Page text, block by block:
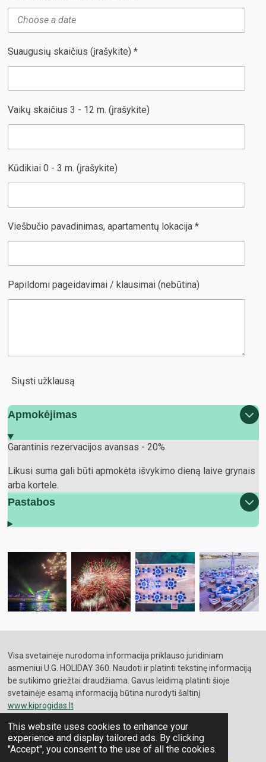
This website uses cookies to enhance your
experience and display tailored ads. By clicking
"Accept", you consent to the use of all the cookies.
Suaugusių skaičius (įrašykite) *
Vaikų skaičius 3 - 12 m. (įrašykite)
Kūdikiai 0 - 3 m. (įrašykite)
Viešbučio pavadinimas, apartamentų lokacija *
Papildomi pageidavimai / klausimai (nebūtina)
Siųsti užklausą
Apmokėjimas
Garantinis rezervacijos avansas - 20%.
Likusi suma gali būti apmokėta išvykimo dieną laive grynais
arba kortele.
Pastabos
Visa svetainėje nurodoma informacija priklauso juridiniam
asmeniui U.G. HOLIDAY 360. Naudoti ir platinti tekstinę informaciją
be sutikimo griežtai draudžiama. Gavus leidimą platinti šioje
svetainėje esamą informaciją būtina nurodyti šaltinį
www.kiprogidas.lt
KELIONĖS AGENTO PASLAUGŲ TEIKIMO SUTARTIS